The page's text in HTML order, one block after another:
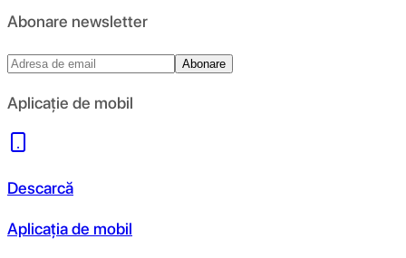
Abonare newsletter
Abonare
Aplicație de mobil
Descarcă
Aplicația de mobil